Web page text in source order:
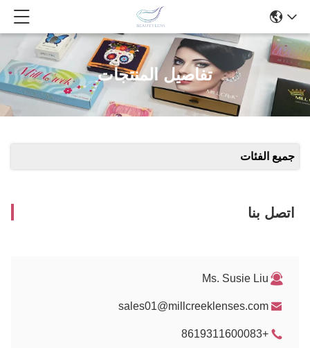
تفاصيل المنتجات
جميع الفئات
اتصل بنا
Ms. Susie Liu
sales01@millcreeklenses.com
+8619311600083